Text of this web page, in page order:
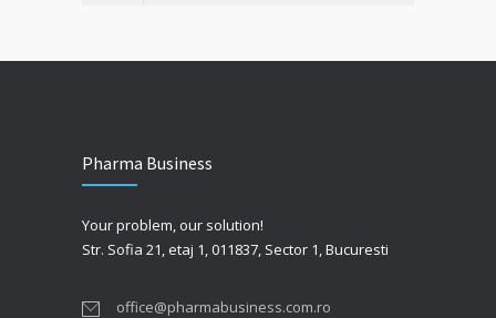
Pharma Business
Your problem, our solution!
Str. Sofia 21, etaj 1, 011837, Sector 1, Bucuresti
office@pharmabusiness.com.ro